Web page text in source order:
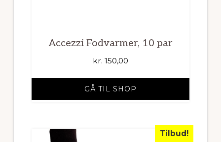
Accezzi Fodvarmer, 10 par
kr. 150,00
GÅ TIL SHOP
Tilbud!